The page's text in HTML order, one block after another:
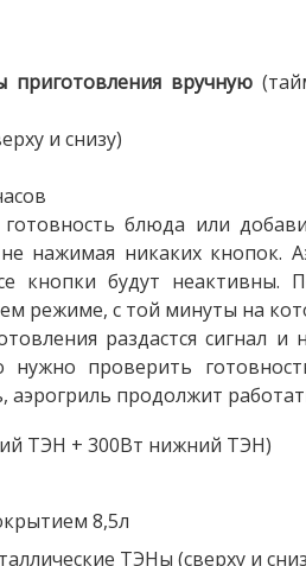
приготовления вручную
и снизу)
блюда или
нажимая никаких кнопок.
кнопки будут неактивны.
режиме, с той минуты на
раздастся сигнал и
нужно проверить
аэрогриль продолжит
ТЭН + 300Вт нижний ТЭН)
8,5л
ТЭНы (сверху и